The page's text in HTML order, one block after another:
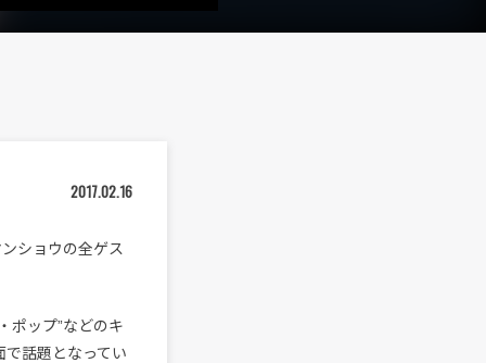
2017.02.16
ショウの全ゲス
ポップ”などのキ
話題となってい